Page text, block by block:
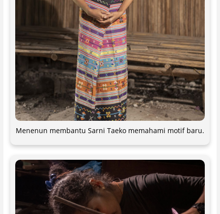
Menenun membantu Sarni Taeko memahami motif baru.